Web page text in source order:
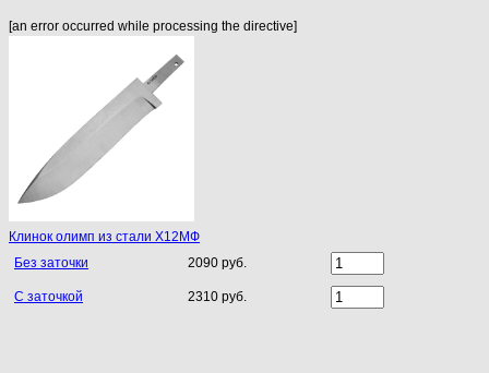
[an error occurred while processing the directive]
Клинок олимп из стали Х12МФ
Без заточки
2090 руб.
С заточкой 2310 руб.